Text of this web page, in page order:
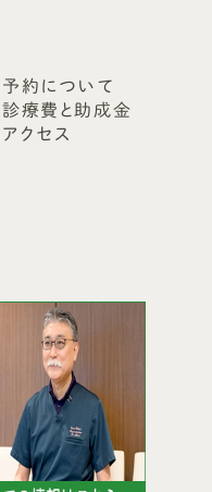
予約について
診療費と助成金
アクセス